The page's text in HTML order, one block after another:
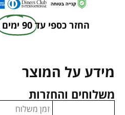
החזר כספי עד 90 ימים
מידע על המוצר
משלוחים והחזרות
זמן משלוח